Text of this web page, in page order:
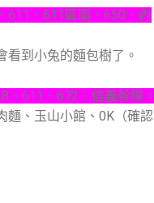
611、611區間、650、內
到小兔的麵包樹了。
、611、672、信義幹線。
麵、玉山小館、0K（確認